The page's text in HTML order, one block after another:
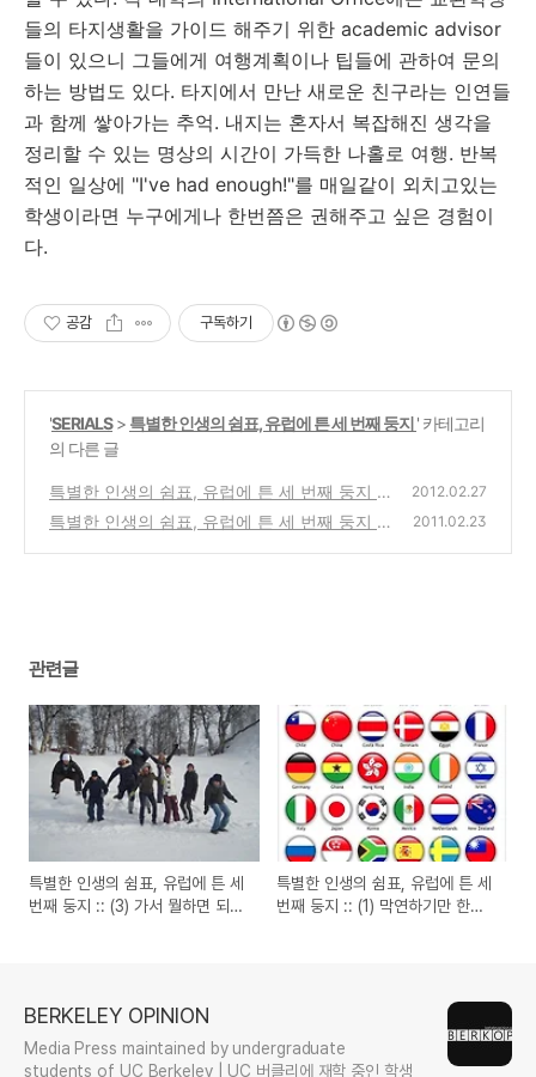
들의 타지생활을 가이드 해주기 위한 academic advisor
들이 있으니 그들에게 여행계획이나 팁들에 관하여 문의
하는 방법도 있다. 타지에서 만난 새로운 친구라는 인연들
과 함께 쌓아가는 추억. 내지는 혼자서 복잡해진 생각을
정리할 수 있는 명상의 시간이 가득한 나홀로 여행. 반복
적인 일상에 "I've had enough!"를 매일같이 외치고있는
학생이라면 누구에게나 한번쯤은 권해주고 싶은 경험이
다.
공감 구독하기
'SERIALS> 특별한 인생의 쉼표, 유럽에 튼 세 번째 둥지' 카테고리
의 다른 글
특별한 인생의 쉼표, 유럽에 튼 세 번째 둥지 ::
(3) 가서 뭘하면 되죠? - 인터네셔널 학생으로
2012.02.27
특별한 인생의 쉼표, 유럽에 튼 세 번째 둥지 ::
2011.02.23
관련글
특별한 인생의 쉼표, 유럽에 튼 세
번째 둥지 :: (3) 가서 뭘하면 되
특별한 인생의 쉼표, 유럽에 튼 세
번째 둥지 :: (1) 막연하기만 한가
BERKELEY OPINION
Media Press maintained by undergraduate
students of UC Berkeley | UC 버클리에 재학 중인 학생